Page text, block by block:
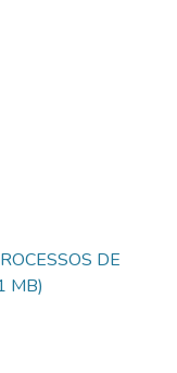
DE
MB)